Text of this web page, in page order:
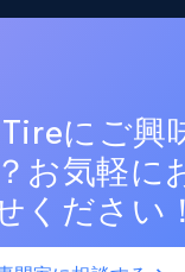
にご興
お気軽に
ください！